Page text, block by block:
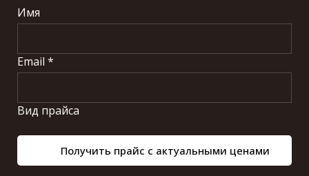
Имя
Email *
Вид прайса
Получить прайс с актуальными ценами